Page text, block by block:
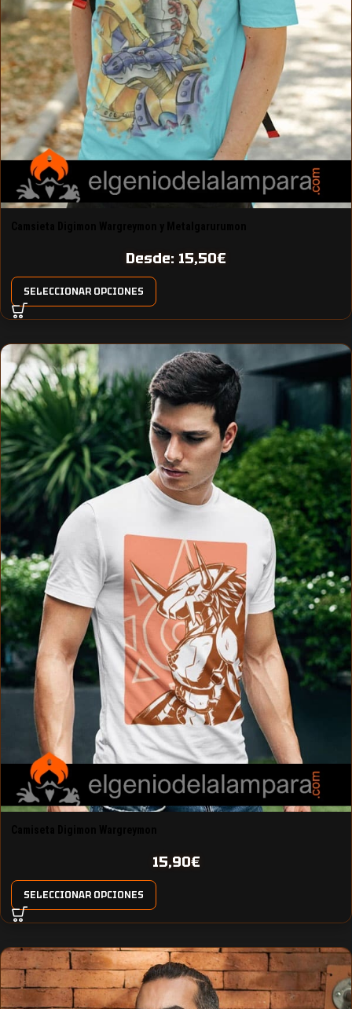
Desde: 15,50€
SELECCIONAR OPCIONES
15,90€
SELECCIONAR OPCIONES